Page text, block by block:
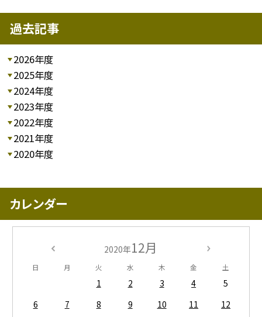
過去記事
2026年度
2025年度
2024年度
2023年度
2022年度
2021年度
2020年度
カレンダー
2020年12月
日 月 火 水 木 金 土
1 2 3 4
5
6
7 8 9 10 11
12